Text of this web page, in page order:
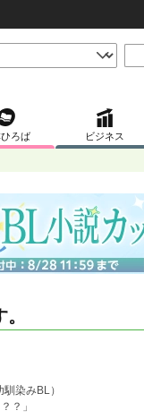
ろば ビジネス
染みBL）
？」